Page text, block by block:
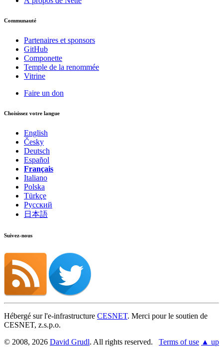
Communauté
Partenaires et sponsors
GitHub
Componette
Temple de la renommée
Vitrine
Faire un don
Choisissez votre langue
English
Česky
Deutsch
Español
Français
Italiano
Polska
Türkçe
Русский
日本語
Suivez-nous
Hébergé sur l'e-infrastructure CESNET. Merci pour le soutien de
CESNET, z.s.p.o.
© 2008, 2026 David Grudl. All rights reserved. Terms of use ▲ up